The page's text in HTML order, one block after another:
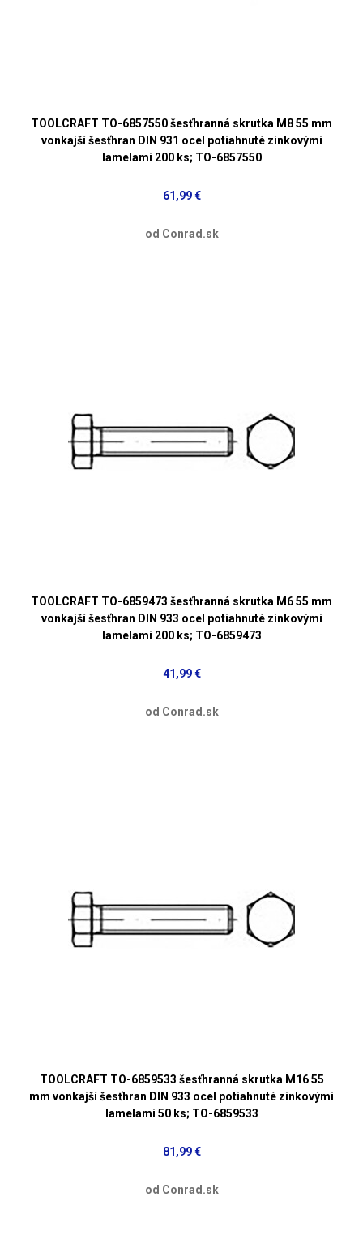
TOOLCRAFT TO-6857550 šesťhranná skrutka M8 55 mm
vonkajší šesťhran DIN 931 ocel potiahnuté zinkovými
lamelami 200 ks; TO-6857550
61,99 €
od Conrad.sk
TOOLCRAFT TO-6859473 šesťhranná skrutka M6 55 mm
vonkajší šesťhran DIN 933 ocel potiahnuté zinkovými
lamelami 200 ks; TO-6859473
41,99 €
od Conrad.sk
TOOLCRAFT TO-6859533 šesťhranná skrutka M16 55
mm vonkajší šesťhran DIN 933 ocel potiahnuté zinkovými
lamelami 50 ks; TO-6859533
81,99 €
od Conrad.sk